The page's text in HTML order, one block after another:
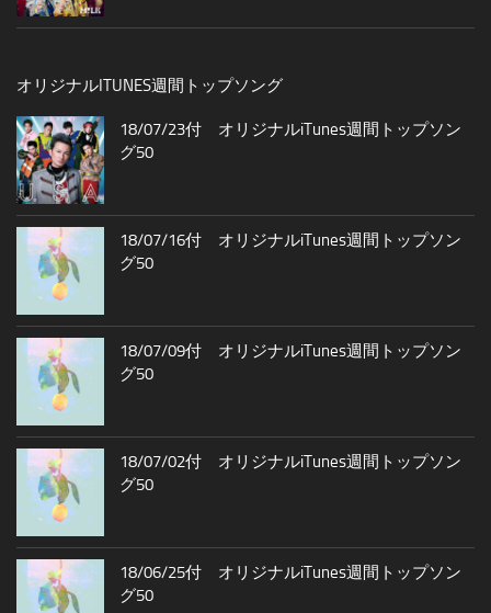
オリジナルITUNES週間トップソング
18/07/23付 オリジナルiTunes週間トップソン
グ50
18/07/16付 オリジナルiTunes週間トップソン
グ50
18/07/09付 オリジナルiTunes週間トップソン
グ50
18/07/02付 オリジナルiTunes週間トップソン
グ50
18/06/25付 オリジナルiTunes週間トップソン
グ50